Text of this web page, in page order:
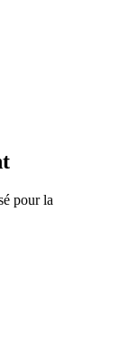
pour la